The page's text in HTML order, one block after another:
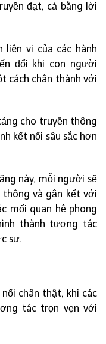
đạt, cả bằng lời
liên vị của các hành
đổi khi con người
cách chân thành với
cho truyền thông
kết nối sâu sắc hơn
này, mỗi người sẽ
thông và gắn kết với
mối quan hệ phong
thành tương tác
sự.
nối chân thật, khi các
tác trọn vẹn với